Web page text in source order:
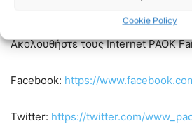
Cookie Policy
Ακολουθήστε τους Internet PAOK
Facebook: https://
Twitter: https://twitter.com/